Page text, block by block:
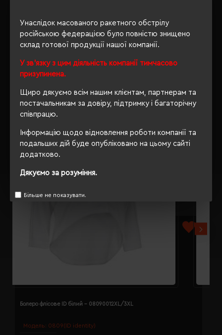
Унаслідок масованого ракетного обстрілу
російською федерацією було повністю знищено
склад готової продукції нашої компанії.
У зв'язку з цим діяльність компанії тимчасово
призупинена.
Щиро дякуємо всім нашим клієнтам, партнерам та
постачальникам за довіру, підтримку і багаторічну
співпрацю.
Інформацію щодо відновлення роботи компанії та
подальших дій буде опубліковано на цьому сайті
додатково.
Дякуємо за розуміння.
Більше не показувати.
ВІДГУКИ
Модель: 0809(ID identity)
Болеро флісове ID білий - 08090012XL/3XL